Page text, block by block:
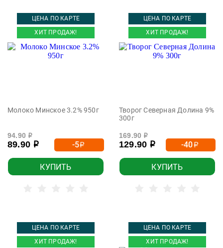
ЦЕНА ПО КАРТЕ
ХИТ ПРОДАЖ!
Молоко Минское 3.2% 950г
94.90 р
89.90 р -5р
КУПИТЬ
ЦЕНА ПО КАРТЕ
ХИТ ПРОДАЖ!
Творог Северная Долина 9%
300г
169.90 р
129.90 р -40р
КУПИТЬ
ЦЕНА ПО КАРТЕ
ХИТ ПРОДАЖ!
ЦЕНА ПО КАРТЕ
ХИТ ПРОДАЖ!